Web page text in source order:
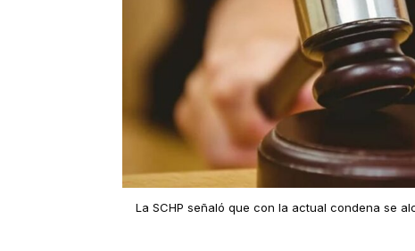
La SCHP señaló que con la actual condena se